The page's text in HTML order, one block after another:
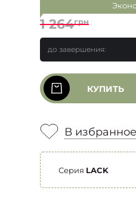
1 264грн
до завершения:
КУПИТЬ
В избранное
Серия LACK